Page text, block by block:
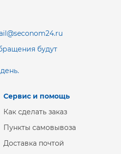
будут
Сервис и помощь
Как сделать заказ
Пункты самовывоза
Доставка почтой